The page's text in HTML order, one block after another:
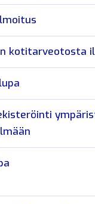
kotitarveotosta